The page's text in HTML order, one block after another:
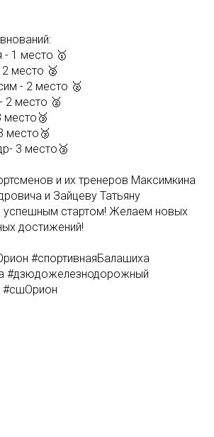
- 1 место 🥇
место 🥈
- 2 место 🥈
2 место 🥈
место🥉
место🥉
3 место🥉
и их тренеров Максимкина
и Зайцеву Татьяну
успешным стартом! Желаем новых
достижений!
#спортивнаяБалашиха
#дзюдожелезнодорожный